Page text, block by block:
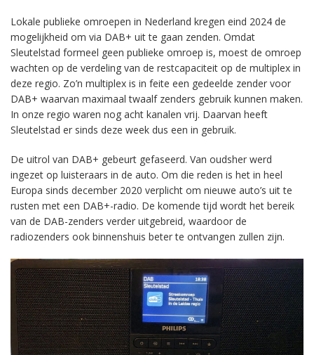
Lokale publieke omroepen in Nederland kregen eind 2024 de
mogelijkheid om via DAB+ uit te gaan zenden. Omdat
Sleutelstad formeel geen publieke omroep is, moest de omroep
wachten op de verdeling van de restcapaciteit op de multiplex in
deze regio. Zo’n multiplex is in feite een gedeelde zender voor
DAB+ waarvan maximaal twaalf zenders gebruik kunnen maken.
In onze regio waren nog acht kanalen vrij. Daarvan heeft
Sleutelstad er sinds deze week dus een in gebruik.
De uitrol van DAB+ gebeurt gefaseerd. Van oudsher werd
ingezet op luisteraars in de auto. Om die reden is het in heel
Europa sinds december 2020 verplicht om nieuwe auto’s uit te
rusten met een DAB+-radio. De komende tijd wordt het bereik
van de DAB-zenders verder uitgebreid, waardoor de
radiozenders ook binnenshuis beter te ontvangen zullen zijn.